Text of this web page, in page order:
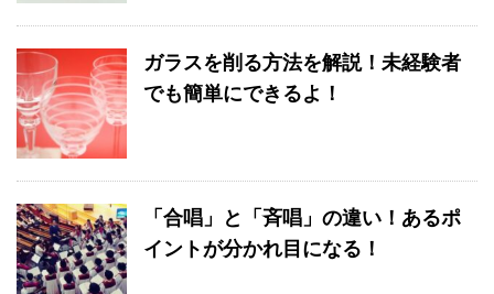
ガラスを削る方法を解説！未経験者
でも簡単にできるよ！
「合唱」と「斉唱」の違い！あるポ
イントが分かれ目になる！